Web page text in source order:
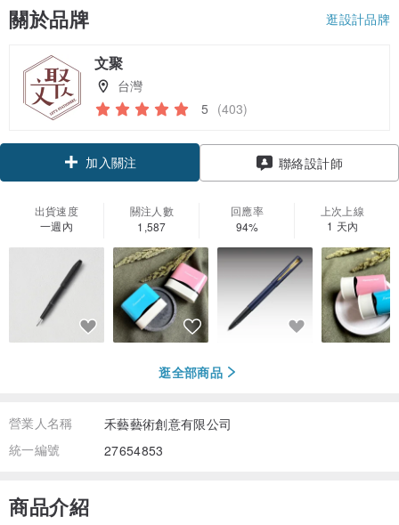
關於品牌 逛設計品牌
文聚
台灣
5 (403)
加入關注 聯絡設計師
出貨速度
一週內
關注人數
1,587
回應率
94%
上次上線
1 天內
逛全部商品
營業人名稱
禾藝藝術創意有限公司
統一編號
27654853
商品介紹